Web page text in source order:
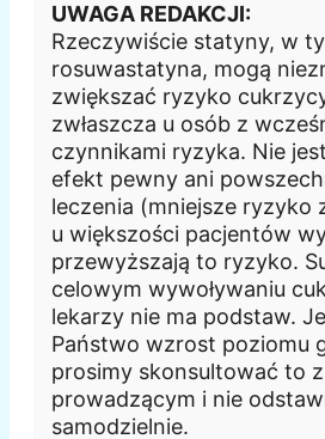
UWAGA REDAKCJI:
Rzeczywiście statyny, w
rosuwastatyna, mogą
zwiększać ryzyko
zwłaszcza u osób z
czynnikami ryzyka. Nie
efekt pewny ani
leczenia (mniejsze ryzyko
u większości pacjentów
przewyższają to ryzyko.
celowym wywoływaniu
lekarzy nie ma podstaw.
Państwo wzrost poziomu
prosimy skonsultować to
prowadzącym i nie
samodzielnie.